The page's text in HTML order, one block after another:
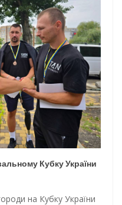
Кубку України
на Кубку України